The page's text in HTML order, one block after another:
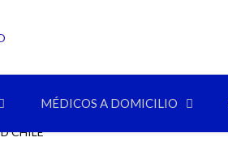
MÉDICOS A DOMICILIO